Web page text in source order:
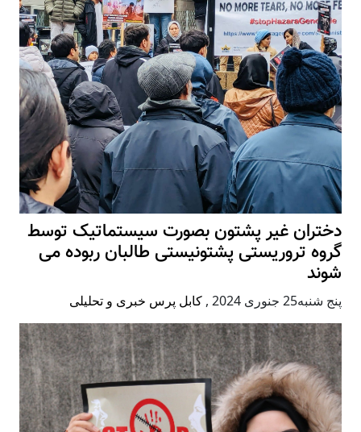
دختران غیر پشتون بصورت سیستماتیک توسط
گروه تروریستی پشتونیستی طالبان ربوده می
شوند
پنج شنبه25 جنوری 2024 , کابل پرس خبری و تحلیلی